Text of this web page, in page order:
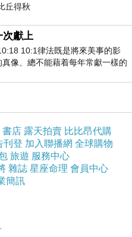
丘得秋
次獻上
10:1律法既是將來美事的影
真像、總不能藉着每年常獻一樣的
的人得以完全。 10
書店 露天拍賣 比比昂代購
刊登 加入聯播網 全球購物
旅遊 服務中心
雜誌 星座命理 會員中心
簡訊